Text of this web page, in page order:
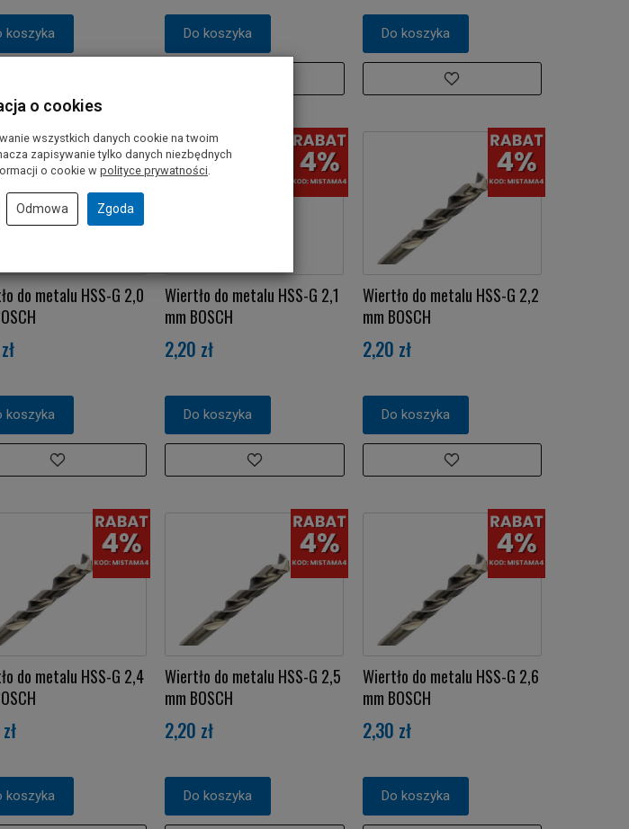
koszyka Do koszyka Do koszyka
do metalu HSS-G 2,0
koszyka
Wiertło do metalu HSS-G 2,1
mm BOSCH
2,20 zł
Do koszyka
Wiertło do metalu HSS-G 2,2
mm BOSCH
2,20 zł
Do koszyka
do metalu HSS-G 2,4
koszyka
Wiertło do metalu HSS-G 2,5
mm BOSCH
2,20 zł
Do koszyka
Wiertło do metalu HSS-G 2,6
mm BOSCH
2,30 zł
Do koszyka
o cookies
wszystkich danych cookie na twoim
zapisywanie tylko danych niezbędnych
o cookie w polityce prywatności.
Odmowa Zgoda